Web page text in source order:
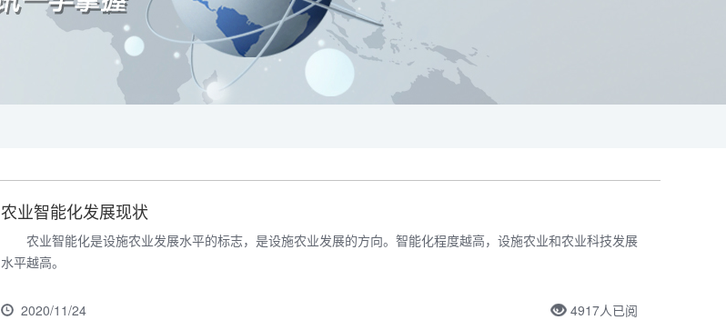
农业智能化发展现状
农业智能化是设施农业发展水平的标志，是设施农业发展的方向。智能化程度越高，设施农业和农业科技发展
水平越高。
2020/11/24 4917人已阅